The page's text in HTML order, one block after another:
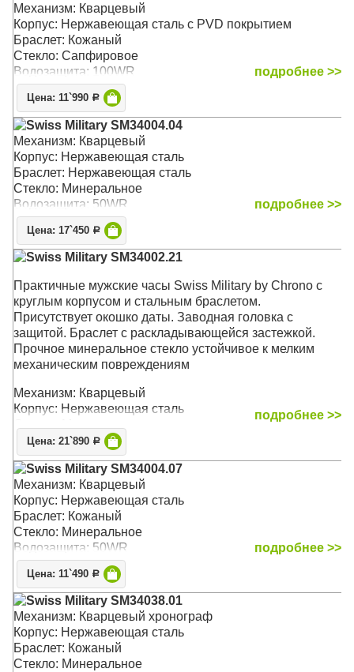
Механизм: Кварцевый
Корпус: Нержавеющая сталь с PVD покрытием
Браслет: Кожаный
Стекло: Сапфировое
Водозащита: 100WR
подробнее >>
Цена: 11`990 Р
Swiss Military SM34004.04
Механизм: Кварцевый
Корпус: Нержавеющая сталь
Браслет: Нержавеющая сталь
Стекло: Минеральное
Водозащита: 50WR
подробнее >>
Цена: 17`450 Р
Swiss Military SM34002.21
Практичные мужские часы Swiss Military by Chrono с
круглым корпусом и стальным браслетом.
Присутствует окошко даты. Заводная головка с
защитой. Браслет с раскладывающейся застежкой.
Прочное минеральное стекло устойчивое к мелким
механическим повреждениям
Механизм: Кварцевый
Корпус: Нержавеющая сталь
Браслет: Нержавеющая сталь
Водозащита: 50WR
Размер: 39 х 39 мм
подробнее >>
Цена: 21`890 Р
Swiss Military SM34004.07
Механизм: Кварцевый
Корпус: Нержавеющая сталь
Браслет: Кожаный
Стекло: Минеральное
Водозащита: 50WR
подробнее >>
Цена: 11`490 Р
Swiss Military SM34038.01
Механизм: Кварцевый хронограф
Корпус: Нержавеющая сталь
Браслет: Кожаный
Стекло: Минеральное